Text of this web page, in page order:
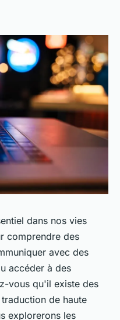
dans nos vies
comprendre des
avec des
accéder à des
vous qu'il existe des
de haute
explorerons les